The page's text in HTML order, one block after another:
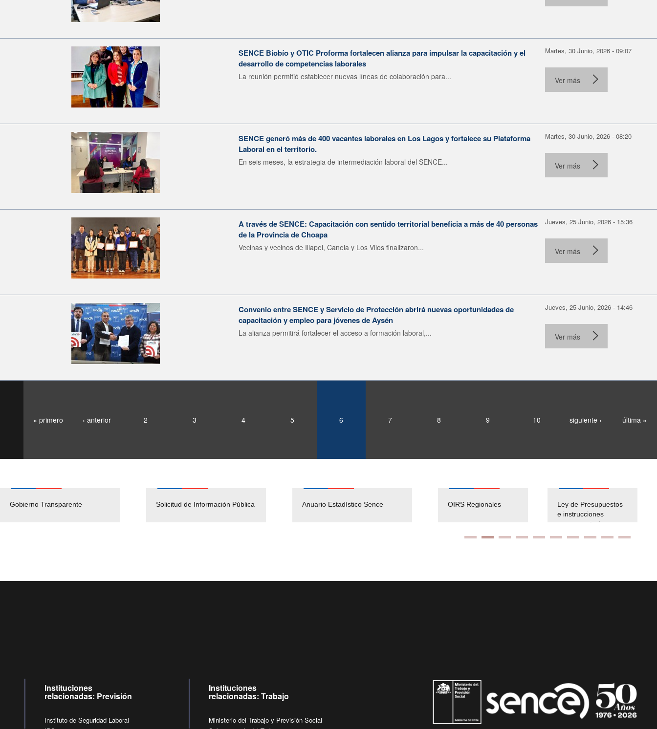
SENCE Biobío y OTIC Proforma fortalecen alianza para impulsar la capacitación y el
desarrollo de competencias laborales
La reunión permitió establecer nuevas líneas de colaboración para...
Martes, 30 Junio, 2026 - 09:07
Ver más
SENCE generó más de 400 vacantes laborales en Los Lagos y fortalece su Plataforma
Laboral en el territorio.
En seis meses, la estrategia de intermediación laboral del SENCE...
Martes, 30 Junio, 2026 - 08:20
Ver más
A través de SENCE: Capacitación con sentido territorial beneficia a más de 40 personas
de la Provincia de Choapa
Vecinas y vecinos de Illapel, Canela y Los Vilos finalizaron...
Jueves, 25 Junio, 2026 - 15:36
Ver más
Convenio entre SENCE y Servicio de Protección abrirá nuevas oportunidades de
capacitación y empleo para jóvenes de Aysén
La alianza permitirá fortalecer el acceso a formación laboral,...
Jueves, 25 Junio, 2026 - 14:46
Ver más
« primero ‹ anterior 2 3 4 5 6 7 8 9 10 siguiente › última »
Gobierno Transparente Solicitud de Información Pública Anuario Estadístico Sence
Pago Proveedores
Empleos Públicos
Solicitud Audiencias y
OIRS Regionales
Ley de Presupuestos
e instrucciones
presuspuetarias
Instituciones
relacionadas: Previsión
Instituto de Seguridad Laboral
Instituciones
relacionadas: Trabajo
Ministerio del Trabajo y Previsión Social